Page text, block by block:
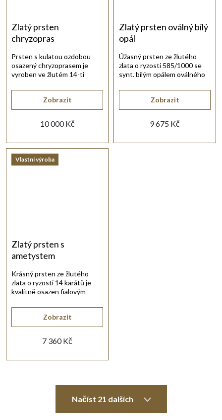
Zlatý prsten
chryzopras
10 000 Kč
Zobrazit
Prsten s kulatou ozdobou
osazený chryzoprasem je
vyroben ve žlutém 14-ti
Zlatý prsten oválný bílý
opál
9 675 Kč
Zobrazit
Úžasný prsten ze žlutého
zlata o ryzosti 585/1000 se
synt. bílým opálem oválného
Vlastní výroba
Zlatý prsten s
ametystem
7 360 Kč
Zobrazit
Krásný prsten ze žlutého
zlata o ryzosti 14 karátů je
kvalitně osazen fialovým
Načíst 21 dalších